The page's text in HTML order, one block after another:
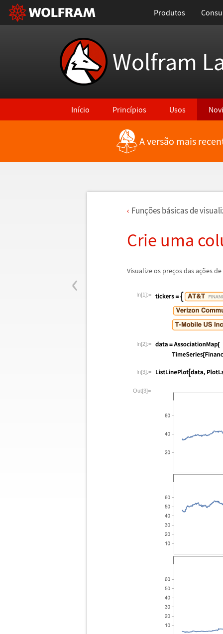
Produtos
Wolfram
Início Princípios Usos
A versão mais
‹
Funções básicas de
Crie uma
Visualize os preços das ações de
In[1]:=
In[2]:=
In[3]:=
Out[3]=